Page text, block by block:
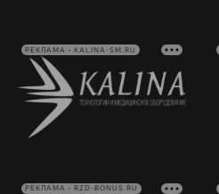
РЕКЛАМА • KALINA-SM.RU
РЕКЛАМА • RZD-BONUS.RU